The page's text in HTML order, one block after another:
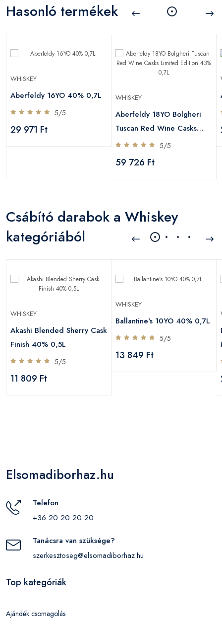
Hasonló termékek
WHISKEY
Aberfeldy 16YO 40% 0,7L
5/5
29 971 Ft
WHISKEY
Aberfeldy 18YO Bolgheri
Tuscan Red Wine Casks
Limited Edition 43% 0,7L
5/5
59 726 Ft
Csábító darabok a Whiskey
kategóriából
WHISKEY
Akashi Blended Sherry Cask
Finish 40% 0,5L
5/5
11 809 Ft
WHISKEY
Ballantine's 10YO 40% 0,7L
5/5
13 849 Ft
Elsomadiborhaz.hu
Telefon
+36 20 20 20 20
Tanácsra van szüksége?
szerkesztoseg@elsomadiborhaz.hu
Top kategóriák
Ajándék csomagolás